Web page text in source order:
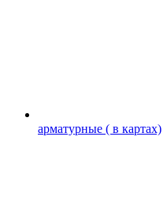
арматурные ( в картах)